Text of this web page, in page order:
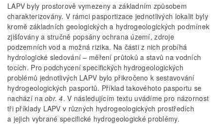
LAPV byly prostorově vymezeny a základním způsobem
charakterizovány. V rámci pasportizace jednotlivých lokalit byly
kromě základních geologických a hydrogeologických podmínek
zjišťovány a stručně popsány ochrana území, zdroje
podzemních vod a možná rizika. Na části z nich probíhá
hydrologické sledování – měření průtoků a stavů na vodních
tocích. Pro podchycení specifických hydrogeologických
problémů jednotlivých LAPV bylo přikročeno k sestavování
hydrogeologických pasportů. Příklad takovéhoto pasportu se
nachází naobr. 4. V následujícím textu uvádíme pro názornost
tři příklady LAPV v různých hydrogeologických prostředích
a jejich vybrané specifické hydrogeologické problémy.